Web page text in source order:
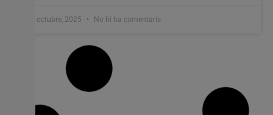
8 octubre, 2025 No hi ha comentaris